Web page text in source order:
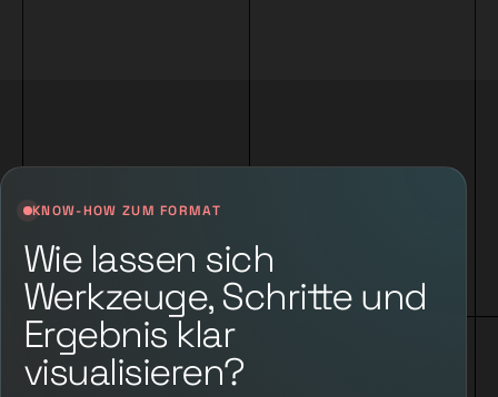
KNOW-HOW ZUM FORMAT
Wie lassen sich
Werkzeuge, Schritte und
Ergebnis klar
visualisieren?